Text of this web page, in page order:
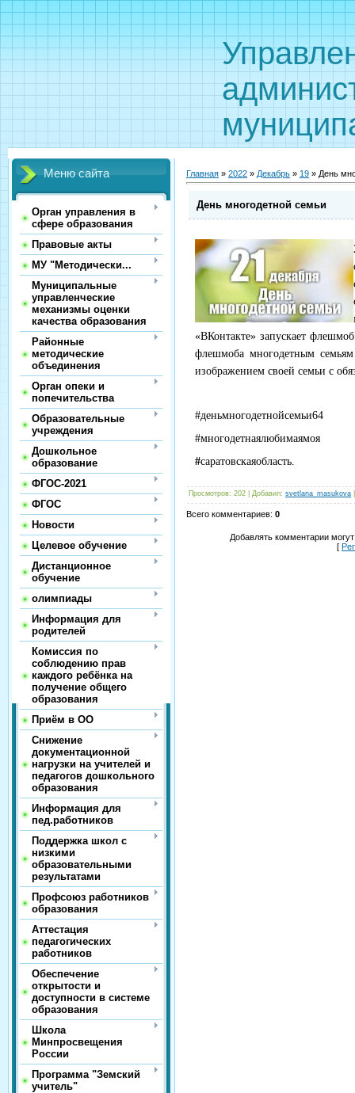
Меню сайта
Орган управления в
сфере образования
Правовые акты
МУ "Методически...
Муниципальные
управленческие
механизмы оценки
качества образования
Районные
методические
объединения
Орган опеки и
попечительства
Образовательные
учреждения
Дошкольное
образование
ФГОС-2021
ФГОС
Новости
Целевое обучение
Дистанционное
обучение
олимпиады
Информация для
родителей
Комиссия по
соблюдению прав
каждого ребёнка на
получение общего
образования
Приём в ОО
Снижение
документационной
нагрузки на учителей и
педагогов дошкольного
образования
Информация для
пед.работников
Поддержка школ с
низкими
образовательными
результатами
Профсоюз работников
образования
Аттестация
педагогических
работников
Обеспечение
открытости и
доступности в системе
образования
Школа
Минпросвещения
России
Программа "Земский
учитель"
Главная » 2022 » Декабрь » 19 » День
День многодетной семьи
«ВКонтакте» запускает
флешмоба многодетным семьям
изображением своей семьи с
#деньмногодетнойсемьи64
#многодетнаялюбимаямоя
#саратовскаяобласть.
Просмотров: 202 Добавил: svetlana_masukova
Всего комментариев: 0
Добавлять комментарии
[